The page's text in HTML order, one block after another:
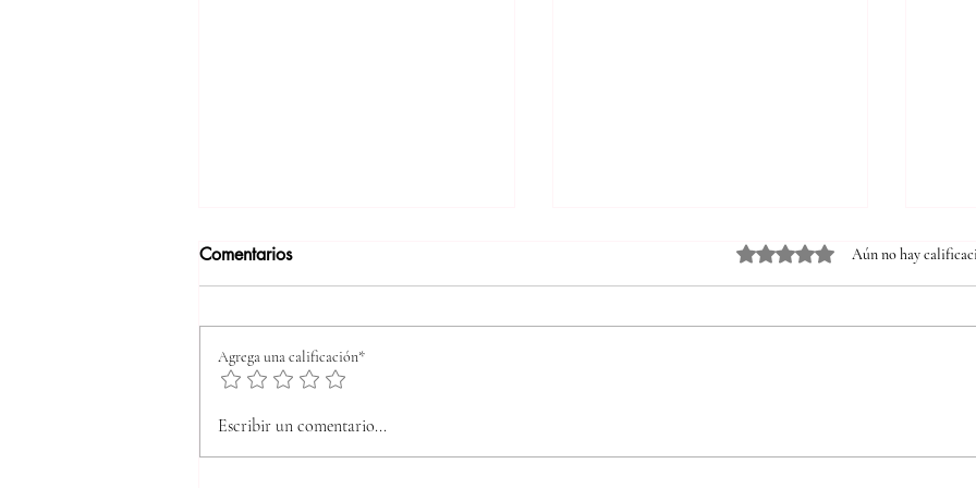
Entendiendo la sabiduría
ancestral en la actualidad:
de Juan Adalid: significado y
Comentarios Obtuvo 0 de 5 estrellas.
Aún no hay
Agrega una calificación*
Escribir un comentario...